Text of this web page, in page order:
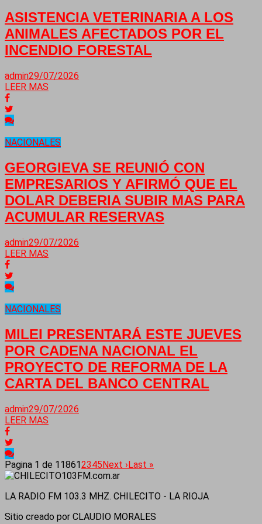
ASISTENCIA VETERINARIA A LOS
ANIMALES AFECTADOS POR EL
INCENDIO FORESTAL
admin29/07/2026
LEER MAS
NACIONALES
GEORGIEVA SE REUNIÓ CON
EMPRESARIOS Y AFIRMÓ QUE EL
DOLAR DEBERIA SUBIR MAS PARA
ACUMULAR RESERVAS
admin29/07/2026
LEER MAS
NACIONALES
MILEI PRESENTARÁ ESTE JUEVES
POR CADENA NACIONAL EL
PROYECTO DE REFORMA DE LA
CARTA DEL BANCO CENTRAL
admin29/07/2026
LEER MAS
Pagina 1 de 118612345Next ›Last »
LA RADIO FM 103.3 MHZ. CHILECITO - LA RIOJA
Sitio creado por CLAUDIO MORALES